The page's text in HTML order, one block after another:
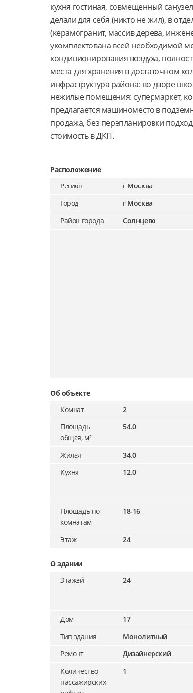
кухня гостиная, совмещенный
делали для себя (никто не жил), в
(керамогранит, массив дерева,
укомплектована всей необходимой
кондиционирования воздуха,
места для хранения в достаточном
инфраструктура района: во дворе
нежилые помещения: супермаркет,
предлагается машиноместо в
продажа, без перепланировки
стоимость в ДКП.
Расположение
Регион
г Москва
Город
г Москва
Район города
Солнцево
Об объекте
Комнат
2
Площадь
общая, м²
54.0
Жилая
34.0
Кухня
12.0
Площадь по
комнатам
18-16
Этаж 24
О здании
Этажей
24
Дом
17
Тип здания
Монолитный
Ремонт
Дизайнерский
Количество
пассажирских
1